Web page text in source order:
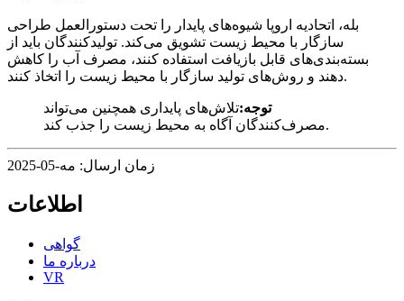
بله، اتحادیه اروپا شیوه‌های پایدار را تحت دستورالعمل طراحی
سازگار با محیط زیست تشویق می‌کند. تولیدکنندگان باید از
بسته‌بندی‌های قابل بازیافت استفاده کنند، مصرف آب را کاهش
دهند و روش‌های تولید سازگار با محیط زیست را اتخاذ کنند.
توجه:تلاش‌های پایداری همچنین می‌تواند
مصرف‌کنندگان آگاه به محیط زیست را جذب کند.
زمان ارسال: مه-05-2025
اطلاعات
گواهی
درباره ما
VR